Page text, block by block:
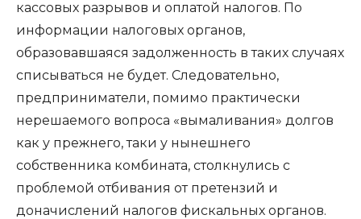
кассовых разрывов и оплатой налогов. По
информации налоговых органов,
образовавшаяся задолженность в таких случаях
списываться не будет. Следовательно,
предприниматели, помимо практически
нерешаемого вопроса «вымаливания» долгов
как у прежнего, таки у нынешнего
собственника комбината, столкнулись с
проблемой отбивания от претензий и
доначислений налогов фискальных органов.